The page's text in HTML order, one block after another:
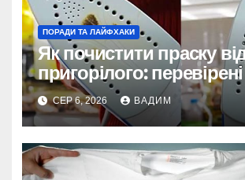
ПОРАДИ ТА ЛАЙФХАКИ
Як почистити праску
пригорілого:
СЕР 6, 2026 ВАДИМ